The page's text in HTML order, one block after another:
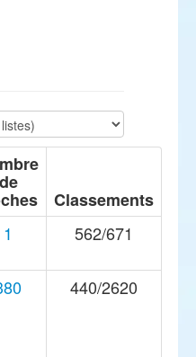
de
Classements
1 562/671
440/2620